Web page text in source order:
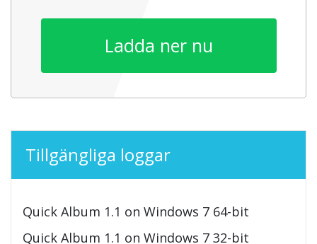
Ladda ner nu
Tillgängliga loggar
Quick Album 1.1 on Windows 7 64-bit
Quick Album 1.1 on Windows 7 32-bit